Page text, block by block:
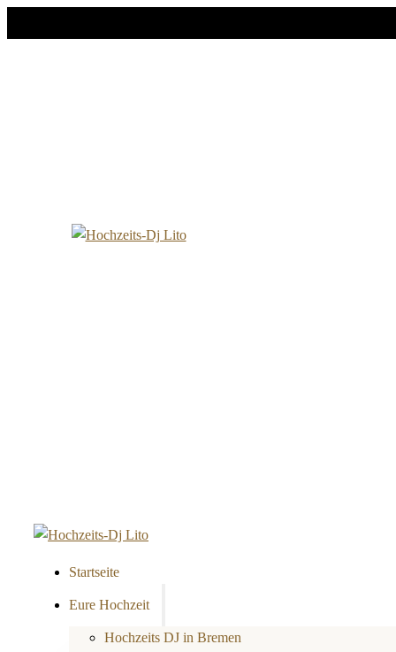
Startseite
Eure Hochzeit
Hochzeits DJ in Bremen